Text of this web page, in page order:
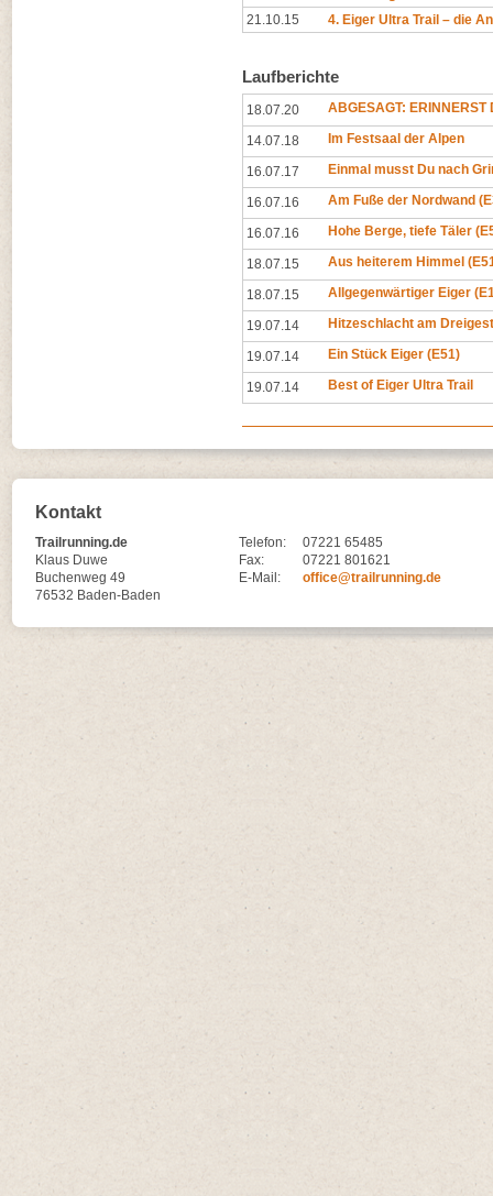
21.10.15
4. Eiger Ultra Trail – die
Laufberichte
18.07.20 ABGESAGT: ERINNERST
14.07.18 Im Festsaal der Alpen
16.07.17 Einmal musst Du nach
16.07.16 Am Fuße der Nordwand
16.07.16 Hohe Berge, tiefe Täler
18.07.15 Aus heiterem Himmel
18.07.15 Allgegenwärtiger Eiger
19.07.14 Hitzeschlacht am
19.07.14 Ein Stück Eiger (E51)
19.07.14 Best of Eiger Ultra Trail
Kontakt
Trailrunning.de
Klaus Duwe
Buchenweg 49
76532 Baden-Baden
Telefon:
07221 65485
Fax:
07221 801621
E-Mail:
office@trailrunning.de